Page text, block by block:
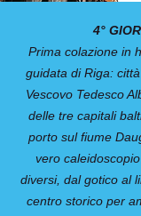
4°
Prima colazione in
guidata di Riga:
Vescovo Tedesco
delle tre capitali
porto sul fiume
vero
diversi, dal gotico al
centro storico per